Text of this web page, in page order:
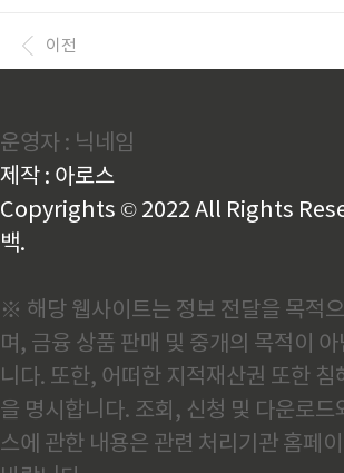
하기 때문에 시간이 더 걸릴 수 있어요.현장 체크리스
활용: ..
여 소개합니다.무료로 다양한 스포츠 경기를 고화질
제공하는 만큼 많은 사람들에게 화제가 되는 곳들 위
기로 빠르게 스포츠 중계 시청하세요! 헐크티비 ⚽ 해
외 스포츠 무료 중계 헐크티비의 경우에는 스포츠 중
와 함께 드라마나 영화 같은 엔터테인먼트 요소의 ..
이전
운영자 : 닉네임
제작 : 아로스
Copyrights © 2022 All Rights
백.
※ 해당 웹사이트는 정보 전달을 목적
며, 금융 상품 판매 및 중개의 목적이
니다. 또한, 어떠한 지적재산권 또한 침
을 명시합니다. 조회, 신청 및 다운로드
스에 관한 내용은 관련 처리기관 홈페